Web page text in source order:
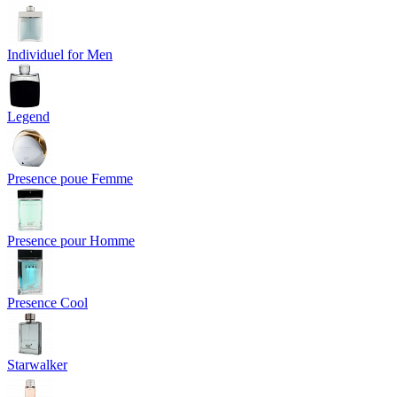
Individuel for Men
Legend
Presence poue Femme
Presence pour Homme
Presence Cool
Starwalker